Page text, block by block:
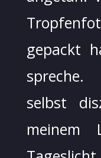
gepackt
selbst
meinem